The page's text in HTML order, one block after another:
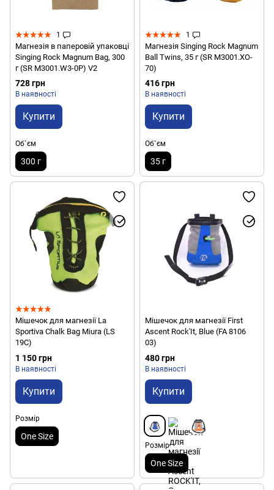
1
Магнезія в паперовій упаковці
Singing Rock Magnum Bag, 300
г (SR M3001.W3-0P) V2
728 грн
В наявності
Купити
Об`єм
300 г
1
Магнезія Singing Rock Magnum
Ball Twins, 35 г (SR M3001.XO-
70)
416 грн
В наявності
Купити
Об`єм
35 г
Мішечок для магнезії La
Sportiva Chalk Bag Miura (LS
19C)
1 150 грн
В наявності
Купити
Розмір
One Size
Мішечок для магнезії First
Ascent Rock'It, Blue (FA 8106
03)
480 грн
В наявності
Купити
Розмір
One Size